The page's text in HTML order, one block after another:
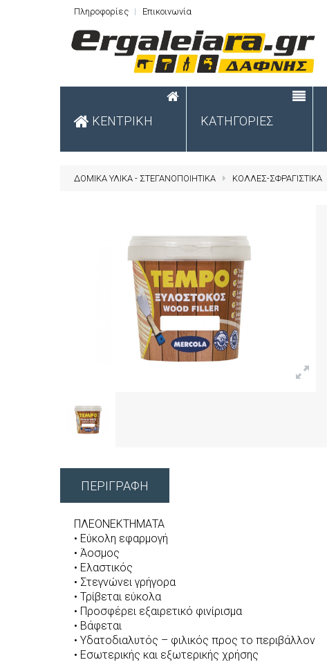
Πληροφορίες Επικοινωνία
ΚΕΝΤΡΙΚΗ ΚΑΤΗΓΟΡΙΕΣ
ΔΟΜΙΚΑ ΥΛΙΚΑ - ΣΤΕΓΑΝΟΠΟΙΗΤΙΚΑ ΚΟΛΛΕΣ-ΣΦΡΑΓΙΣΤΙΚΑ
ΠΕΡΙΓΡΑΦΉ
ΠΛΕΟΝΕΚΤΗΜΑΤΑ
• Εύκολη εφαρμογή
• Άοσμος
• Ελαστικός
• Στεγνώνει γρήγορα
• Τρίβεται εύκολα
• Προσφέρει εξαιρετικό φινίρισμα
• Βάφεται
• Υδατοδιαλυτός – φιλικός προς το περιβάλλον
• Εσωτερικής και εξωτερικής χρήσης